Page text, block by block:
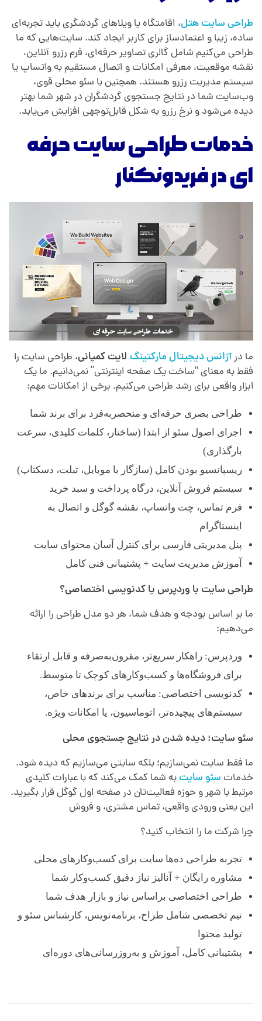
طراحی سایت هتل، اقامتگاه یا ویلاهای گردشگری باید تجربه‌ای
ساده، زیبا و اعتمادساز برای کاربر ایجاد کند. سایت‌هایی که ما
طراحی می‌کنیم شامل گالری تصاویر حرفه‌ای، فرم رزرو آنلاین،
نقشه موقعیت، معرفی امکانات و اتصال مستقیم به واتساپ یا
سیستم مدیریت رزرو هستند. همچنین با سئو محلی قوی،
وب‌سایت شما در نتایج جستجوی گردشگران در شهر شما بهتر
دیده می‌شود و نرخ رزرو به شکل قابل‌توجهی افزایش می‌یابد.
خدمات طراحی سایت حرفه
ای در فریدونکنار
ما درآژانس دیجیتال مارکتینگ لایت کمپانی، طراحی سایت را
فقط به معنای “ساخت یک صفحه اینترنتی” نمی‌دانیم. ما یک
ابزار واقعی برای رشد طراحی می‌کنیم. برخی از امکانات مهم:
طراحی بصری حرفه‌ای و منحصربه‌فرد برای برند شما
اجرای اصول سئو از ابتدا (ساختار، کلمات کلیدی، سرعت
بارگذاری)
ریسپانسیو بودن کامل (سازگار با موبایل، تبلت، دسکتاپ)
سیستم فروش آنلاین، درگاه پرداخت و سبد خرید
فرم تماس، چت واتساپ، نقشه گوگل و اتصال به
اینستاگرام
پنل مدیریتی فارسی برای کنترل آسان محتوای سایت
آموزش مدیریت سایت + پشتیبانی فنی کامل
طراحی سایت با وردپرس یا کدنویسی اختصاصی؟
ما بر اساس بودجه و هدف شما، هر دو مدل طراحی را ارائه
می‌دهیم:
وردپرس: راهکار سریع‌تر، مقرون‌به‌صرفه و قابل ارتقاء
برای فروشگاه‌ها و کسب‌وکارهای کوچک تا متوسط.
کدنویسی اختصاصی: مناسب برای برندهای خاص،
سیستم‌های پیچیده‌تر، اتوماسیون، یا امکانات ویژه.
سئو سایت؛ دیده شدن در نتایج جستجوی محلی
ما فقط سایت نمی‌سازیم؛ بلکه سایتی می‌سازیم که دیده شود.
خدمات سئو سایتبه شما کمک می‌کند که با عبارات کلیدی
مرتبط با شهر و حوزه فعالیت‌تان در صفحه اول گوگل قرار بگیرید.
این یعنی ورودی واقعی، تماس مشتری، و فروش
چرا شرکت ما را انتخاب کنید؟
تجربه طراحی ده‌ها سایت برای کسب‌وکارهای محلی
مشاوره رایگان + آنالیز نیاز دقیق کسب‌وکار شما
طراحی اختصاصی براساس نیاز و بازار هدف شما
تیم تخصصی شامل طراح، برنامه‌نویس، کارشناس سئو و
تولید محتوا
پشتیبانی کامل، آموزش و به‌روزرسانی‌های دوره‌ای